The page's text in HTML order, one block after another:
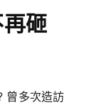
砸
曾多次造訪